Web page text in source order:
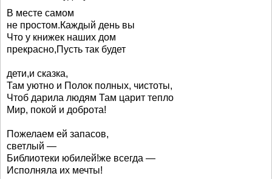
В месте самом
не простом.Каждый день вы
Что у книжек наших дом
прекрасно,Пусть так будет
дети,и сказка,
Там уютно и Полок полных, чистоты,
Чтоб дарила людям Там царит тепло
Мир, покой и доброта!
Пожелаем ей запасов,
светлый —
Библиотеки юбилей!же всегда —
Исполняла их мечты!